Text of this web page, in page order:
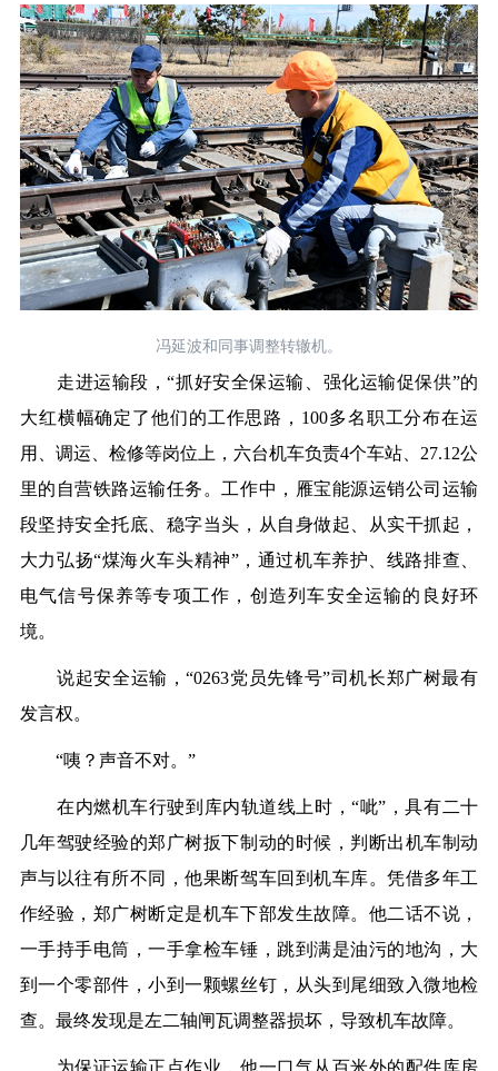
冯延波和同事调整转辙机。
走进运输段，“抓好安全保运输、强化运输促保供”的
大红横幅确定了他们的工作思路，100多名职工分布在运
用、调运、检修等岗位上，六台机车负责4个车站、27.12公
里的自营铁路运输任务。工作中，雁宝能源运销公司运输
段坚持安全托底、稳字当头，从自身做起、从实干抓起，
大力弘扬“煤海火车头精神”，通过机车养护、线路排查、
电气信号保养等专项工作，创造列车安全运输的良好环
境。
说起安全运输，“0263党员先锋号”司机长郑广树最有
发言权。
“咦？声音不对。”
在内燃机车行驶到库内轨道线上时，“呲”，具有二十
几年驾驶经验的郑广树扳下制动的时候，判断出机车制动
声与以往有所不同，他果断驾车回到机车库。凭借多年工
作经验，郑广树断定是机车下部发生故障。他二话不说，
一手持手电筒，一手拿检车锤，跳到满是油污的地沟，大
到一个零部件，小到一颗螺丝钉，从头到尾细致入微地检
查。最终发现是左二轴闸瓦调整器损坏，导致机车故障。
为保证运输正点作业，他一口气从百米外的配件库房